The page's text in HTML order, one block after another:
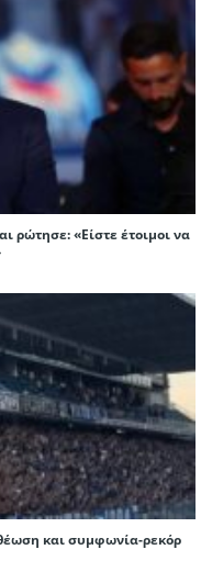
ρώτησε: «Είστε έτοιμοι να
και συμφωνία-ρεκόρ